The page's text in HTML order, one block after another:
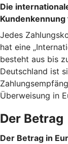
Die
Jedes
hat eine
besteht aus bis
Deutschland ist
Überweisung in
Der Betrag
Der Betrag in